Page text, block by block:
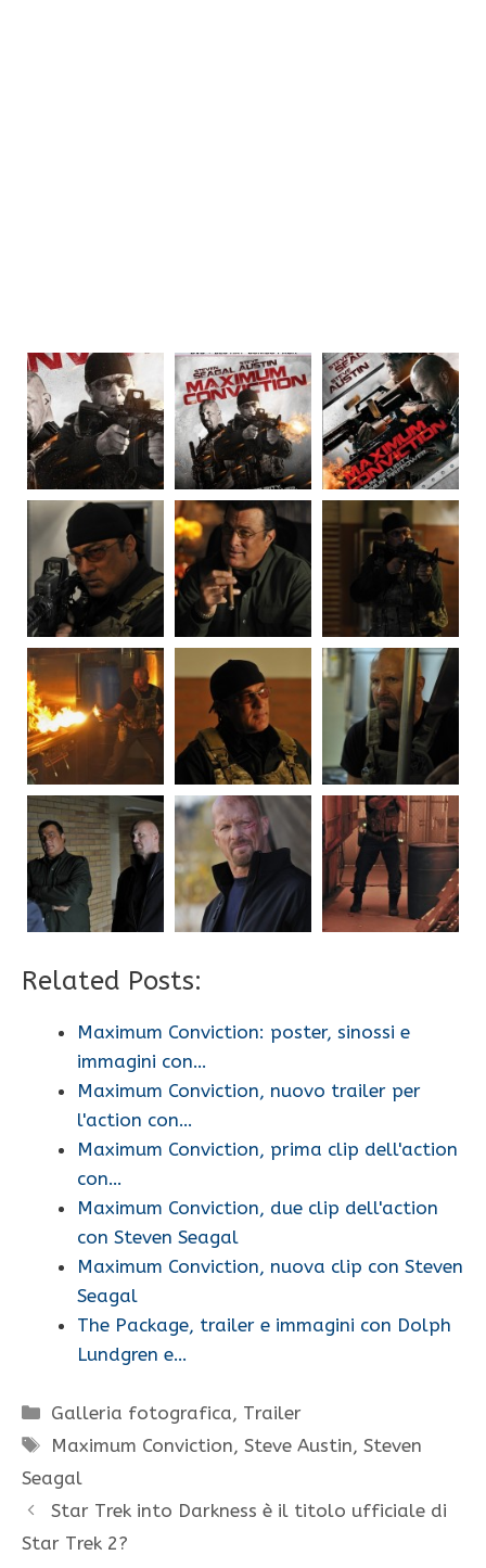
Related Posts:
Maximum Conviction: poster, sinossi e
immagini con…
Maximum Conviction, nuovo trailer per
l'action con…
Maximum Conviction, prima clip dell'action
con…
Maximum Conviction, due clip dell'action
con Steven Seagal
Maximum Conviction, nuova clip con Steven
Seagal
The Package, trailer e immagini con Dolph
Lundgren e…
Categorie
Galleria fotografica, Trailer
Tag
Maximum Conviction,Steve Austin,Steven
Seagal
Star Trek into Darkness è il titolo ufficiale di
Star Trek 2?